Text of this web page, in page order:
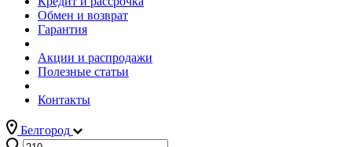
Обмен и возврат
Гарантия
Акции и распродажи
Полезные статьи
Контакты
Белгород